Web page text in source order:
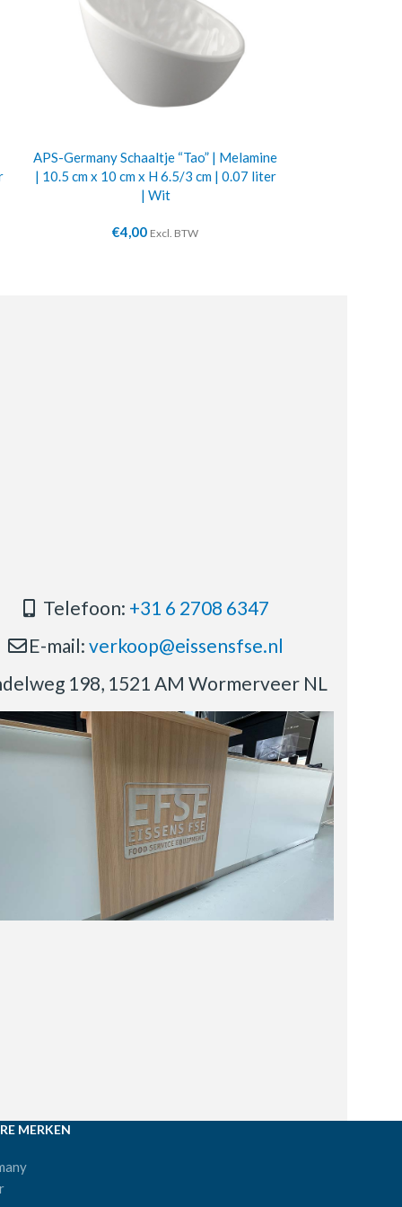
APS-Germany Schaaltje “Tao” | Melamine
| 10.5 cm x 10 cm x H 6.5/3 cm | 0.07 liter
| Wit
€4,00 Excl. BTW
Telefoon: +31 6 2708 6347
E-mail:verkoop@eissensfse.nl
198, 1521 AM Wormerveer NL
MERKEN